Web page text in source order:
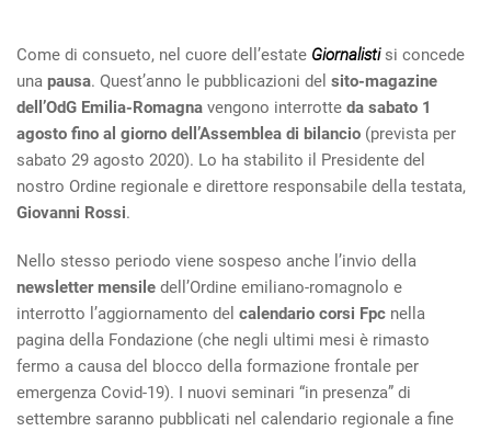
Come di consueto, nel cuore dell’estate Giornalistisi concede
una pausa. Quest’anno le pubblicazioni del sito-magazine
dell’OdG Emilia-Romagna vengono interrotte da sabato 1
agosto fino al giorno dell’Assemblea di bilancio (prevista per
sabato 29 agosto 2020). Lo ha stabilito il Presidente del
nostro Ordine regionale e direttore responsabile della testata,
Giovanni Rossi.
Nello stesso periodo viene sospeso anche l’invio della
newsletter mensile dell’Ordine emiliano-romagnolo e
interrotto l’aggiornamento del calendario corsi Fpc nella
pagina della Fondazione (che negli ultimi mesi è rimasto
fermo a causa del blocco della formazione frontale per
emergenza Covid-19). I nuovi seminari “in presenza” di
settembre saranno pubblicati nel calendario regionale a fine